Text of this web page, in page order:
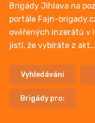
Brigády Jihlava na
portále Fajn-
ověřených inzerátů v
jistí, že vybíráte z akt...
Vyhledávání
Brigády pro: